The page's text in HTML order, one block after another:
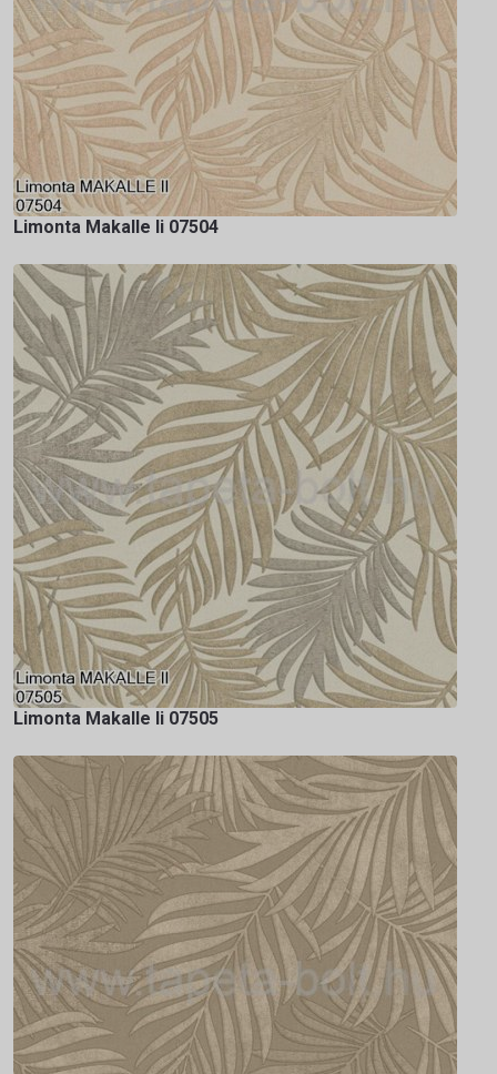
Limonta Makalle Ii 07504
Limonta Makalle Ii 07505